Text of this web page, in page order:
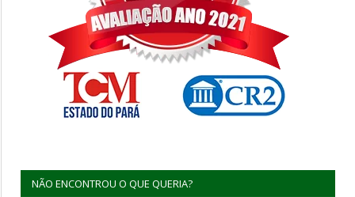
NÃO ENCONTROU O QUE QUERIA?